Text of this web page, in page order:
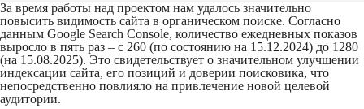
За время работы над проектом нам удалось значительно
повысить видимость сайта в органическом поиске. Согласно
данным Google Search Console, количество ежедневных показов
выросло в пять раз – с 260 (по состоянию на 15.12.2024) до 1280
(на 15.08.2025). Это свидетельствует о значительном улучшении
индексации сайта, его позиций и доверии поисковика, что
непосредственно повлияло на привлечение новой целевой
аудитории.